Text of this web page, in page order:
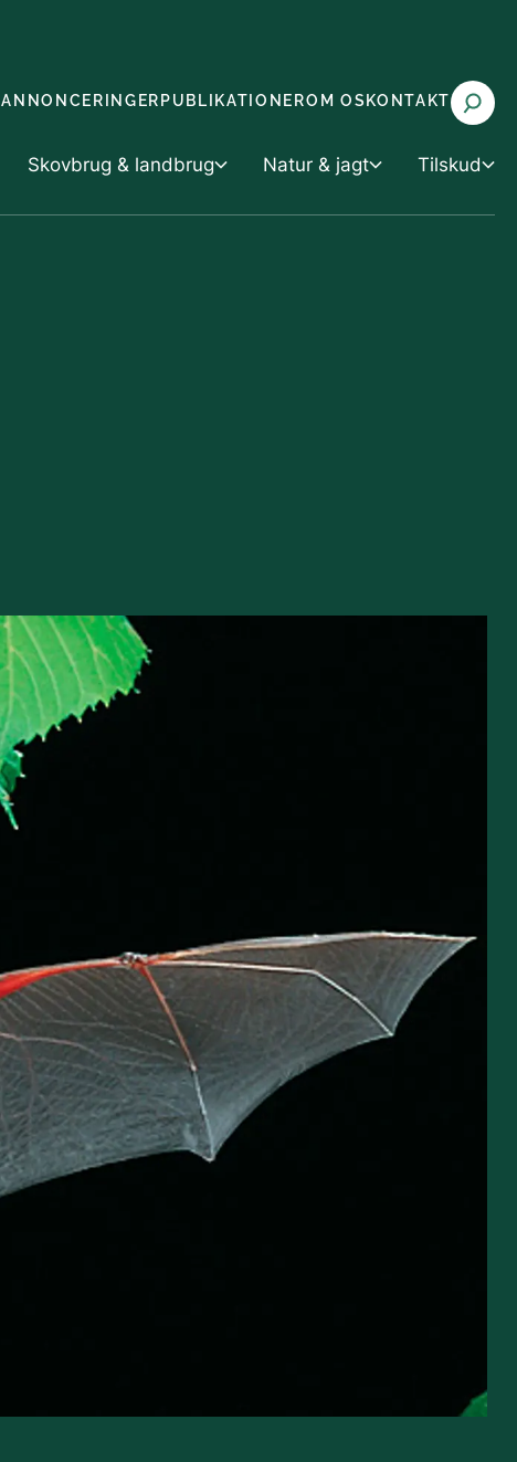
ANNONCERINGER PUBLIKATIONEROM OS KONTAKT
Skovbrug & landbrug Natur & jagt
Naturbeskyttelse
Om at gå på jagt
God jagt uden bly
Regulering og udsætning af vildt
Tilskud